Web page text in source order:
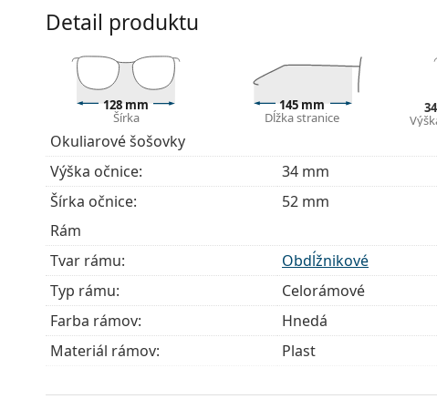
Okuliare dodávame s originálnym puzdrom. Farba
Handrička, ktorá je súčasťou balenia, je ideálna na
modely môžu namiesto handričky obsahovať textilné
Ide o zdravotnícku pomôcku. Pred použitím si prečítajte
Detail produktu
128 mm
Šírka
145 mm
Dĺžka stranice
Okuliarové šošovky
Výška očnice:
34 mm
Šírka očnice:
52 mm
Rám
Tvar rámu:
Obdĺžnikové
Typ rámu:
Celorámové
Farba rámov:
Hnedá
Materiál rámov:
Plast